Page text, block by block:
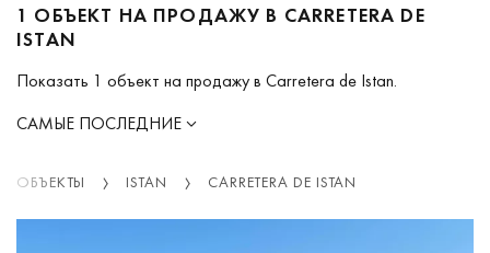
1 ОБЪЕКТ НА ПРОДАЖУ В CARRETERA DE
ISTAN
Показать 1 объект на продажу в Carretera de Istan.
САМЫЕ ПОСЛЕДНИЕ
ОБЪЕКТЫ ISTAN CARRETERA DE ISTAN